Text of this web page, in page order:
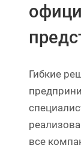
Гибкие
все